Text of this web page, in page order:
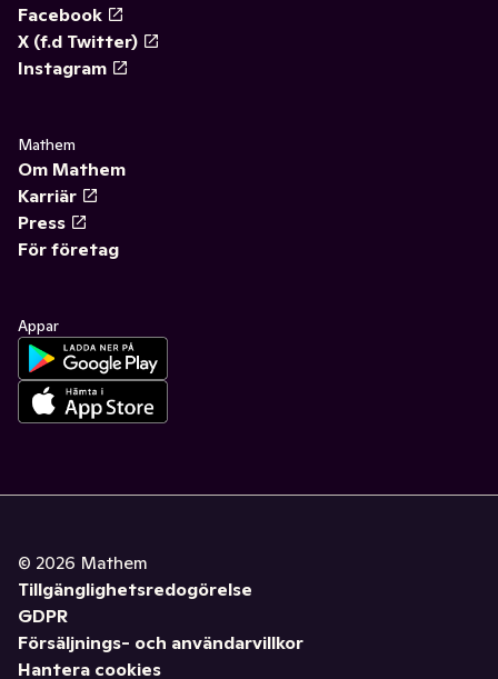
Facebook
X (f.d Twitter)
Instagram
Mathem
Om Mathem
Karriär
Press
För företag
Appar
© 2026 Mathem
Tillgänglighetsredogörelse
GDPR
Försäljnings- och användarvillkor
Hantera cookies